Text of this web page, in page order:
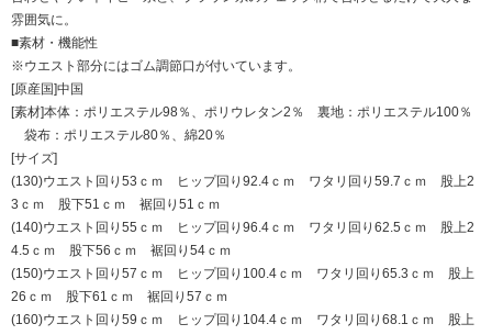
雰囲気に。
■素材・機能性
※ウエスト部分にはゴム調節口が付いています。
[原産国]中国
[素材]本体：ポリエステル98％、ポリウレタン2％ 裏地：ポリエステル100％
袋布：ポリエステル80％、綿20％
[サイズ]
(130)ウエスト回り53ｃｍ ヒップ回り92.4ｃｍ ワタリ回り59.7ｃｍ 股上2
3ｃｍ 股下51ｃｍ 裾回り51ｃｍ
(140)ウエスト回り55ｃｍ ヒップ回り96.4ｃｍ ワタリ回り62.5ｃｍ 股上2
4.5ｃｍ 股下56ｃｍ 裾回り54ｃｍ
(150)ウエスト回り57ｃｍ ヒップ回り100.4ｃｍ ワタリ回り65.3ｃｍ 股上
26ｃｍ 股下61ｃｍ 裾回り57ｃｍ
(160)ウエスト回り59ｃｍ ヒップ回り104.4ｃｍ ワタリ回り68.1ｃｍ 股上